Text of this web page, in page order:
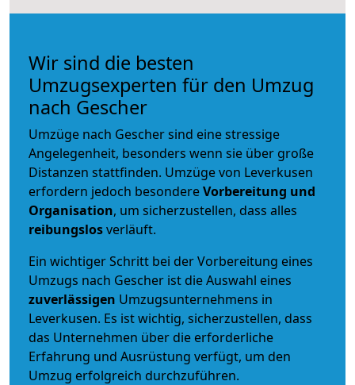
Wir sind die besten
Umzugsexperten für den Umzug
nach Gescher
Umzüge nach Gescher sind eine stressige
Angelegenheit, besonders wenn sie über große
Distanzen stattfinden. Umzüge von Leverkusen
erfordern jedoch besondereVorbereitung und
Organisation, um sicherzustellen, dass alles
reibungslosverläuft.
Ein wichtiger Schritt bei der Vorbereitung eines
Umzugs nach Gescher ist die Auswahl eines
zuverlässigen Umzugsunternehmens in
Leverkusen. Es ist wichtig, sicherzustellen, dass
das Unternehmen über die erforderliche
Erfahrung und Ausrüstung verfügt, um den
Umzug erfolgreich durchzuführen.